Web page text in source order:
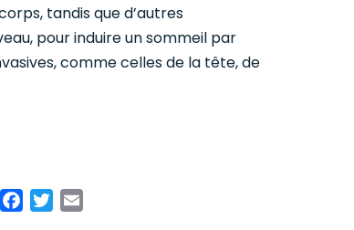
tandis que d’autres
pour induire un sommeil par
comme celles de la tête, de
Facebook
TwitterEmail